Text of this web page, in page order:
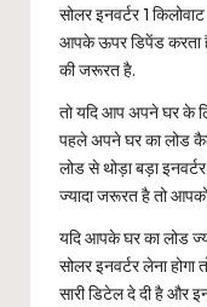
सोलर इनवर्टर 1
आपके ऊपर डिपेंड करता
की जरूरत है.
तो यदि आप अपने घर के
पहले अपने घर का लोड
लोड से थोड़ा बड़ा
ज्यादा जरूरत है तो आपको
यदि आपके घर का लोड
सोलर इनवर्टर लेना
सारी डिटेल दे दी है और